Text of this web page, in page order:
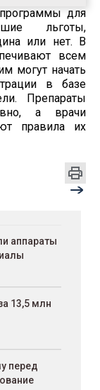
для
льготы,
или нет. В
всем
могут начать
в базе
Препараты
а врачи
правила их
аппараты
13,5 млн
перед